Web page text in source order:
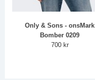
Only & Sons - onsMark
Bomber 0209
700 kr